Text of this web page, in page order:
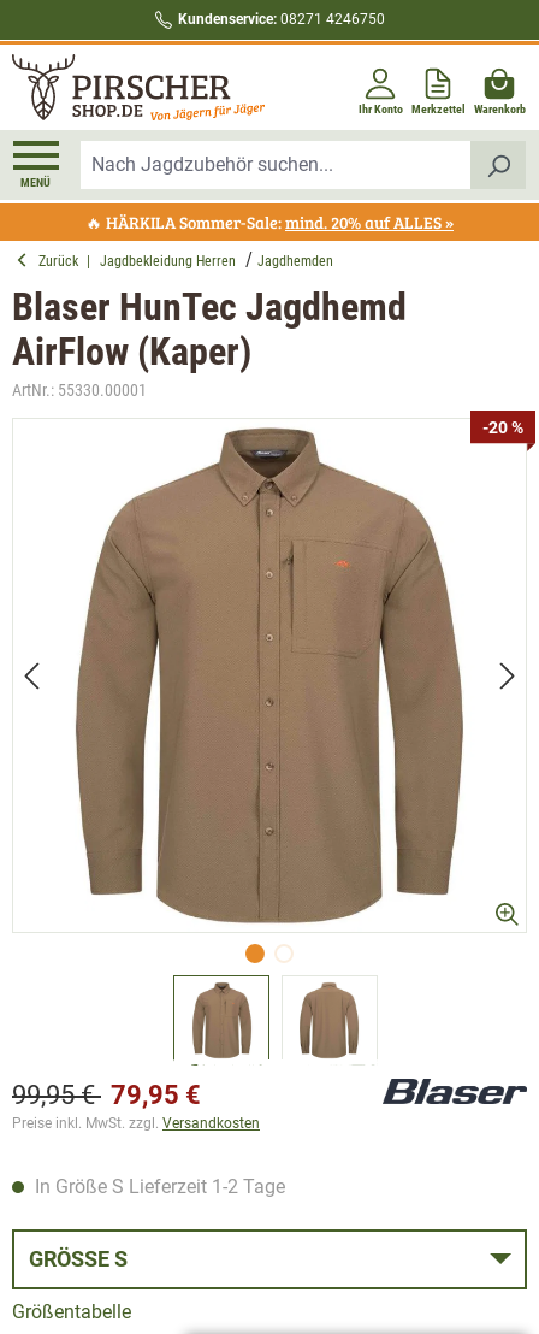
Kundenservice: 08271 4246750
Ihr Konto Merkzettel Warenkorb
MENÜ
🔥 HÄRKILA Sommer-Sale:mind. 20% auf ALLES »
Zurück Jagdbekleidung Herren Jagdhemden
Blaser HunTec Jagdhemd
AirFlow (Kaper)
ArtNr.: 55330.00001
Bildergalerie überspringen -20 %
99,95 € 79,95 €
Preise inkl. MwSt. zzgl. Versandkosten
In Größe S Lieferzeit 1-2 Tage
GRÖSSE S
Größentabelle